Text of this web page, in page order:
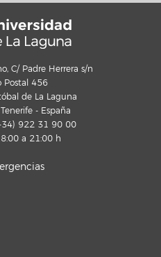
C/ Padre Herrera s/n
Postal 456
de La Laguna
- España
922 31 90 00
8:00 a 21:00 h